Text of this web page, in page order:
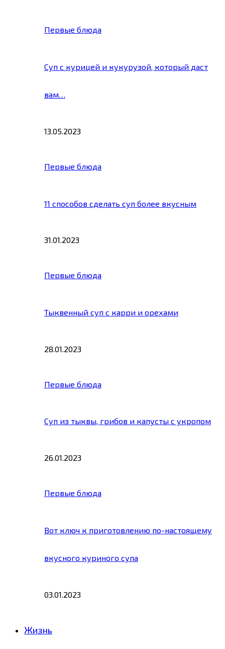
Первые блюда
Суп с курицей и кукурузой, который даст
вам…
13.05.2023
Первые блюда
11 способов сделать суп более вкусным
31.01.2023
Первые блюда
Тыквенный суп с карри и орехами
28.01.2023
Первые блюда
Суп из тыквы, грибов и капусты с укропом
26.01.2023
Первые блюда
Вот ключ к приготовлению по-настоящему
вкусного куриного супа
03.01.2023
Жизнь